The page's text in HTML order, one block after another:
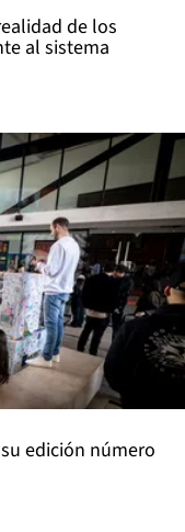
de los
al sistema
edición número